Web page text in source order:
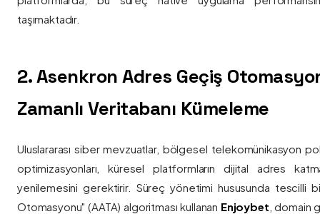
taşımaktadır.
2. Asenkron Adres Geçiş
Zamanlı Veritabanı Kümeleme
Uluslararası siber mevzuatlar, bölgesel telekomünikasyon
optimizasyonları, küresel platformların dijital adres
yenilemesini gerektirir. Süreç yönetimi hususunda tescilli
Otomasyonu" (AATA) algoritması kullanan Enjoybet , domain